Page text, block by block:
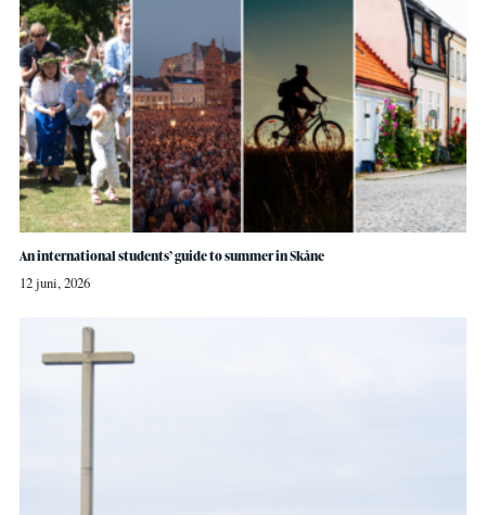
An international students’ guide to summer in Skåne
12 juni, 2026